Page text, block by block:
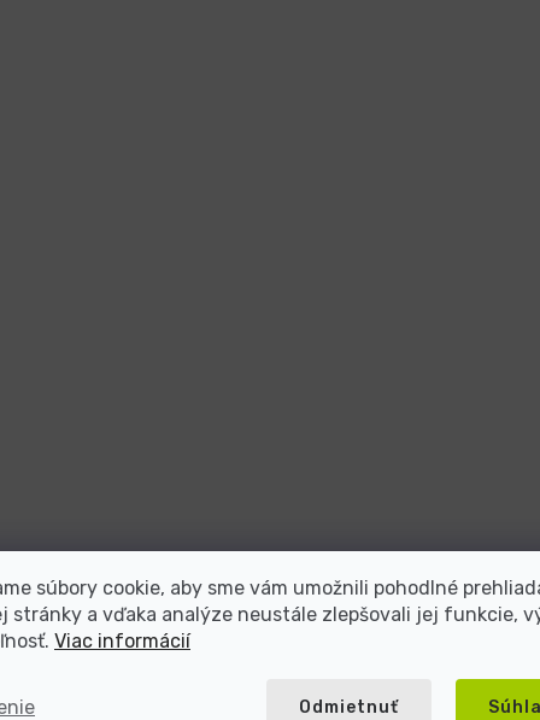
súbory cookie, aby sme vám umožnili pohodlné
stránky a vďaka analýze neustále zlepšovali jej funkcie,
Viac informácií
Odmietnuť